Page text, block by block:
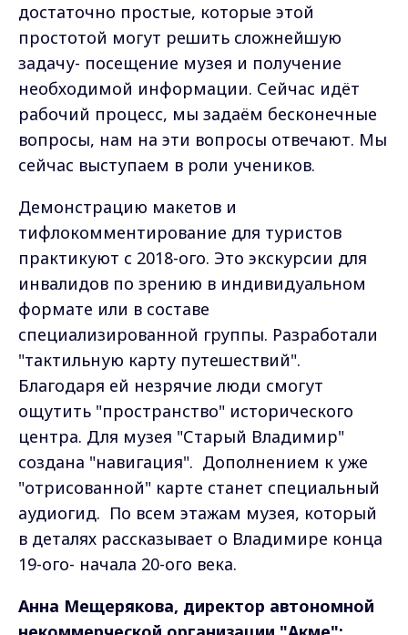
достаточно простые, которые этой
простотой могут решить сложнейшую
задачу- посещение музея и получение
необходимой информации. Сейчас идёт
рабочий процесс, мы задаём бесконечные
вопросы, нам на эти вопросы отвечают. Мы
сейчас выступаем в роли учеников.
Демонстрацию макетов и
тифлокомментирование для туристов
практикуют с 2018-ого. Это экскурсии для
инвалидов по зрению в индивидуальном
формате или в составе
специализированной группы. Разработали
"тактильную карту путешествий".
Благодаря ей незрячие люди смогут
ощутить "пространство" исторического
центра. Для музея "Старый Владимир"
создана "навигация". Дополнением к уже
"отрисованной" карте станет специальный
аудиогид. По всем этажам музея, который
в деталях рассказывает о Владимире конца
19-ого- начала 20-ого века.
Анна Мещерякова, директор автономной